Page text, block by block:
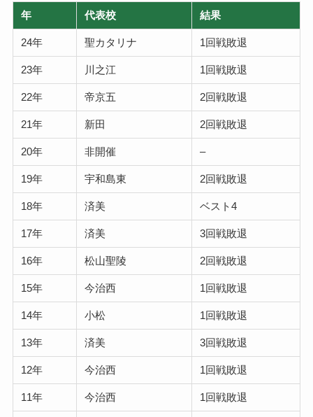
年 代表校 結果
24年 聖カタリナ 1回戦敗退
23年 川之江 1回戦敗退
22年 帝京五 2回戦敗退
21年 新田 2回戦敗退
20年 非開催 –
19年 宇和島東 2回戦敗退
18年 済美 ベスト4
17年 済美 3回戦敗退
16年 松山聖陵 2回戦敗退
15年 今治西 1回戦敗退
14年 小松 1回戦敗退
13年 済美 3回戦敗退
12年 今治西 1回戦敗退
11年 今治西 1回戦敗退